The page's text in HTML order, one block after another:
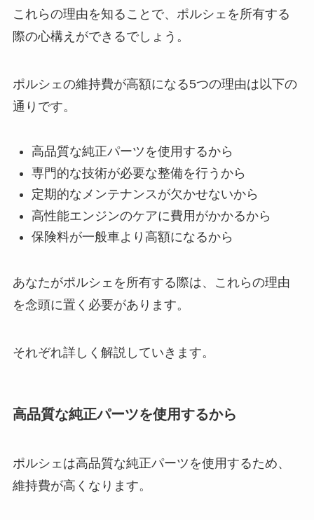
これらの理由を知ることで、ポルシェを所有する
際の心構えができるでしょう。
ポルシェの維持費が高額になる5つの理由は以下の
通りです。
高品質な純正パーツを使用するから
専門的な技術が必要な整備を行うから
定期的なメンテナンスが欠かせないから
高性能エンジンのケアに費用がかかるから
保険料が一般車より高額になるから
あなたがポルシェを所有する際は、これらの理由
を念頭に置く必要があります。
それぞれ詳しく解説していきます。
高品質な純正パーツを使用するから
ポルシェは高品質な純正パーツを使用するため、
維持費が高くなります。